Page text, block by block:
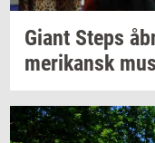
Giant Steps
me­ri­kansk